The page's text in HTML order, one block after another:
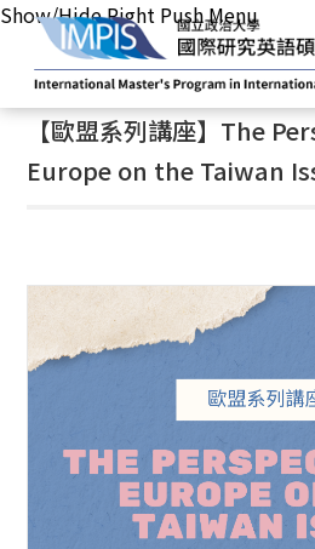
Show/Hide Right Push Menu
首頁/最新消息/學術活動
::::::
【歐盟系列講座】The
Europe on the Taiwan